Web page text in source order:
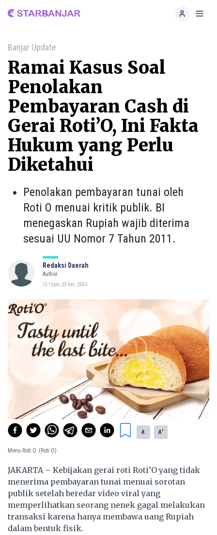
Home
Banjar Update
Ramai Kasus Soal
Penolakan
Pembayaran Cash di
Gerai Roti’O, Ini Fakta
Hukum yang Perlu
Diketahui
Penolakan pembayaran tunai oleh
Roti O menuai kritik publik. BI
menegaskan Rupiah wajib diterima
sesuai UU Nomor 7 Tahun 2011.
Redaksi Daerah
Author
12:12pm, 23 Dec, 2025
A- A+
Menu Roti O (Roti O)
JAKARTA – Kebijakan gerai roti Roti’O yang tidak
menerima pembayaran tunai menuai sorotan
publik setelah beredar video viral yang
memperlihatkan seorang nenek gagal melakukan
transaksi karena hanya membawa uang Rupiah
dalam bentuk fisik.